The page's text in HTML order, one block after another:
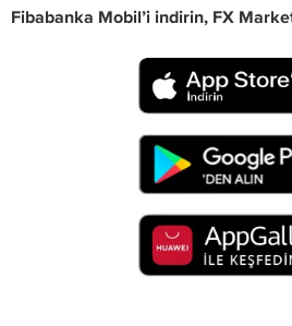
Fibabanka Mobil’i indirin, FX